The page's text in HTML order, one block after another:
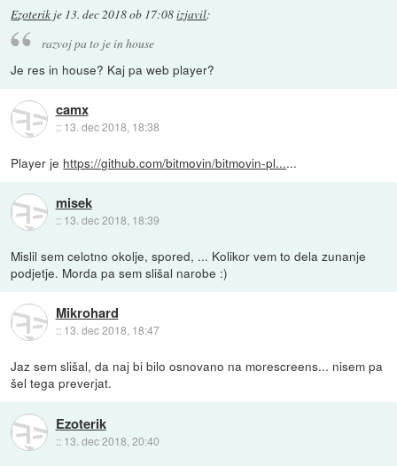
Ezoterik je 13. dec 2018 ob 17:08izjavil:
razvoj pa to je in house
Je res in house? Kaj pa web player?
camx
:: 13. dec 2018, 18:38
Player je https://github.com/bitmovin/bitmovin-pl......
misek
:: 13. dec 2018, 18:39
Mislil sem celotno okolje, spored, ... Kolikor vem to dela zunanje
podjetje. Morda pa sem slišal narobe :)
Mikrohard
:: 13. dec 2018, 18:47
Jaz sem slišal, da naj bi bilo osnovano na morescreens... nisem pa
šel tega preverjat.
Ezoterik
:: 13. dec 2018, 20:40